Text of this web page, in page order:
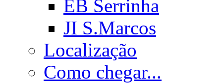
EB Serrinha
JI S.Marcos
Localização
Como chegar...